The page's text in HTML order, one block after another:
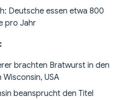
Deutsche essen etwa 800
pro Jahr
brachten Bratwurst in den
USA
beansprucht den Titel